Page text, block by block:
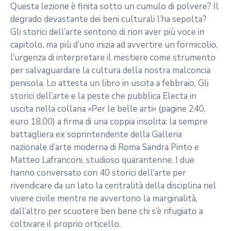
Questa lezione è finita sotto un cumulo di polvere? Il
degrado devastante dei beni culturali l’ha sepolta?
Gli storici dell’arte sentono di non aver più voce in
capitolo, ma più d’uno inizia ad avvertire un formicolio,
l’urgenza di interpretare il mestiere come strumento
per salvaguardare la cultura della nostra malconcia
penisola. Lo attesta un libro in uscita a febbraio, Gli
storici dell’arte e la peste che pubblica Electa in
uscita nella collana «Per le belle arti» (pagine 240,
euro 18,00) a firma di una coppia insolita: la sempre
battagliera ex soprintendente della Galleria
nazionale d’arte moderna di Roma Sandra Pinto e
Matteo Lafranconi, studioso quarantenne. I due
hanno conversato con 40 storici dell’arte per
rivendicare da un lato la centralità della disciplina nel
vivere civile mentre ne avvertono la marginalità,
dall’altro per scuotere ben bene chi s’è rifugiato a
coltivare il proprio orticello.